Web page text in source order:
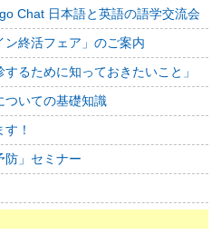
Chat 日本語と英語の語学交流会
終活フェア」のご案内
るために知っておきたいこと」
ついての基礎知識
！
防」セミナー